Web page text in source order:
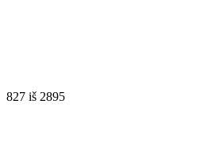
827 iš 2895